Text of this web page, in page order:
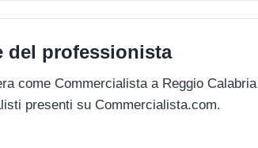
del professionista
come Commercialista a Reggio
presenti su Commercialista.com.